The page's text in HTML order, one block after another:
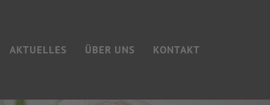
AKTUELLES ÜBER UNS KONTAKT